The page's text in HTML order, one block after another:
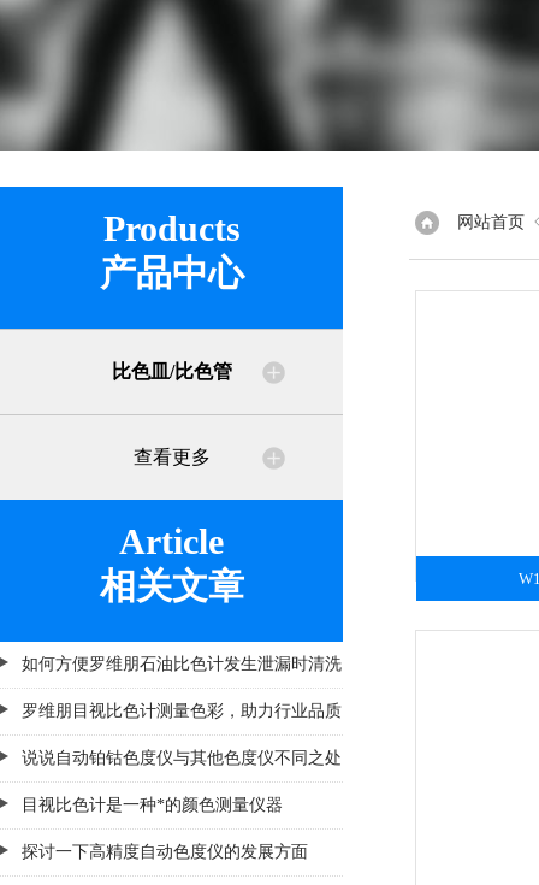
Products
产品中心
比色皿/比色管
查看更多
Article
相关文章
如何方便罗维朋石油比色计发生泄漏时清洗
罗维朋目视比色计测量色彩，助力行业品质
提升
说说自动铂钴色度仪与其他色度仪不同之处
目视比色计是一种*的颜色测量仪器
探讨一下高精度自动色度仪的发展方面
网站首页